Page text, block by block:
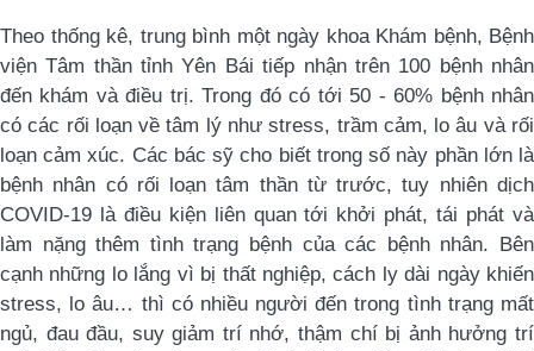
Theo thống kê, trung bình một ngày khoa Khám bệnh, Bệnh
viện Tâm thần tỉnh Yên Bái tiếp nhận trên 100 bệnh nhân
đến khám và điều trị. Trong đó có tới 50 - 60% bệnh nhân
có các rối loạn về tâm lý như stress, trầm cảm, lo âu và rối
loạn cảm xúc. Các bác sỹ cho biết trong số này phần lớn là
bệnh nhân có rối loạn tâm thần từ trước, tuy nhiên dịch
COVID-19 là điều kiện liên quan tới khởi phát, tái phát và
làm nặng thêm tình trạng bệnh của các bệnh nhân.
Bên
cạnh những lo lắng vì bị thất nghiệp, cách ly dài ngày khiến
stress, lo âu… thì có nhiều người đến trong tình trạng mất
ngủ, đau đầu, suy giảm trí nhớ, thậm chí bị ảnh hưởng trí